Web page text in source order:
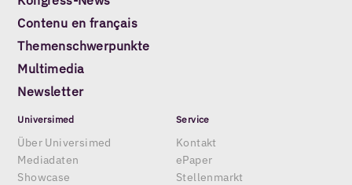
Contenu en français
Themenschwerpunkte
Multimedia
Newsletter
Universimed
Über Universimed
Mediadaten
Showcase
Service
Kontakt
ePaper
Stellenmarkt